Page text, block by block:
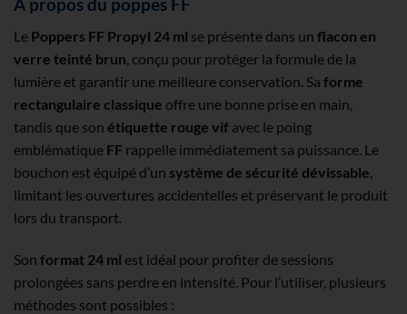
A propos du poppes FF
Le Poppers FF Propyl 24 ml se présente dans un flacon en
verre teinté brun, conçu pour protéger la formule de la
lumière et garantir une meilleure conservation. Sa forme
rectangulaire classique offre une bonne prise en main,
tandis que son étiquette rouge vif avec le poing
emblématique FF rappelle immédiatement sa puissance. Le
bouchon est équipé d’un système de sécurité dévissable,
limitant les ouvertures accidentelles et préservant le produit
lors du transport.
Son format 24 ml est idéal pour profiter de sessions
prolongées sans perdre en intensité. Pour l’utiliser, plusieurs
méthodes sont possibles :